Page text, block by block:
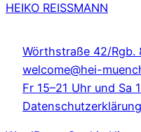
HEIKO REISSMANN
Wörthstraße 42/Rgb.
welcome@hei-
Fr 15–21 Uhr und Sa
Datenschutzerklärung